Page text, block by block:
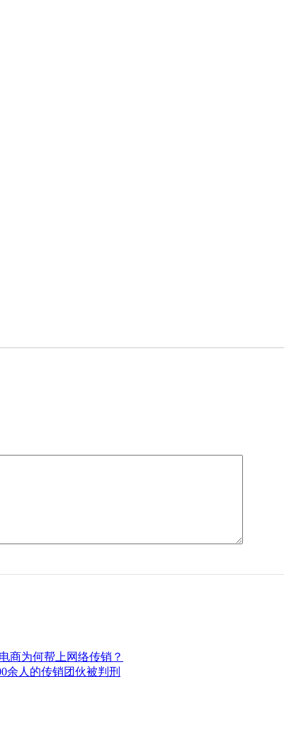
商为何帮上网络传销？
余人的传销团伙被判刑